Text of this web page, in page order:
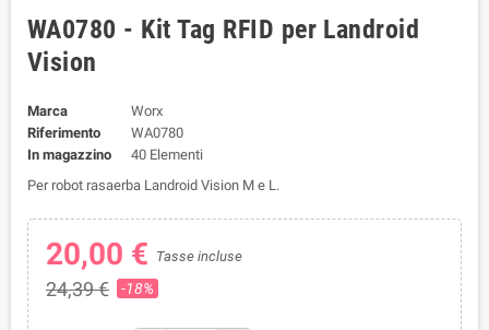
WA0780 - Kit Tag RFID per Landroid
Vision
Marca
Worx
Riferimento
WA0780
In magazzino
40 Elementi
Per robot rasaerba Landroid Vision M e L.
20,00 € Tasse incluse
24,39 € -18%